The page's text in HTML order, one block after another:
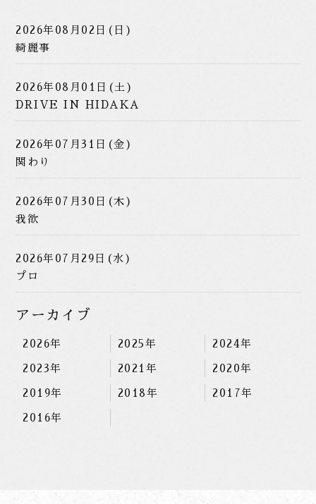
2026年08月02日(日)
綺麗事
2026年08月01日(土)
DRIVE IN HIDAKA
2026年07月31日(金)
関わり
2026年07月30日(木)
我欲
2026年07月29日(水)
プロ
アーカイブ
2026年 2025年 2024年
2023年 2021年 2020年
2019年 2018年 2017年
2016年